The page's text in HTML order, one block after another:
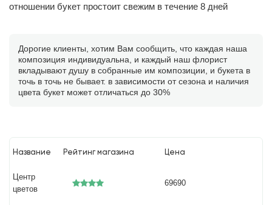
отношении букет простоит свежим в течение 8 дней
Дорогие клиенты, хотим Вам сообщить, что каждая наша
композиция индивидуальна, и каждый наш флорист
вкладывают душу в собранные им композиции, и букета в
точь в точь не бывает. в зависимости от сезона и наличия
цвета букет может отличаться до 30%
Название Рейтинг магазина Цена
Центр
цветов
69690